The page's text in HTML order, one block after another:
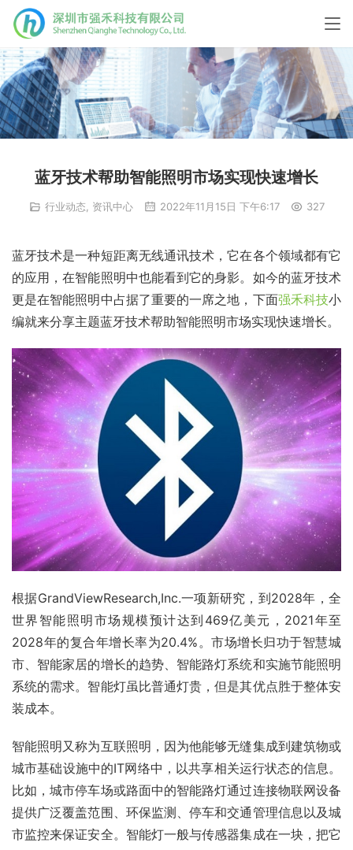
蓝牙技术帮助智能照明市场实现快速增长
行业动态 资讯中心 2022年11月15日 下午6:17 327
蓝牙技术是一种短距离无线通讯技术，它在各个领域都有它
的应用，在智能照明中也能看到它的身影。如今的蓝牙技术
更是在智能照明中占据了重要的一席之地，下面强禾科技小
编就来分享主题蓝牙技术帮助智能照明市场实现快速增长。
根据GrandViewResearch,Inc.一项新研究，到2028年，全
世界智能照明市场规模预计达到469亿美元，2021年至
2028年的复合年增长率为20.4%。市场增长归功于智慧城
市、智能家居的增长的趋势、智能路灯系统和实施节能照明
系统的需求。智能灯虽比普通灯贵，但是其优点胜于整体安
装成本。
智能照明又称为互联照明，因为他能够无缝集成到建筑物或
城市基础设施中的IT网络中，以共享相关运行状态的信息。
比如，城市停车场或路面中的智能路灯通过连接物联网设备
提供广泛覆盖范围、环保监测、停车和交通管理信息以及城
市监控来保证安全。智能灯一般与传感器集成在一块，把它